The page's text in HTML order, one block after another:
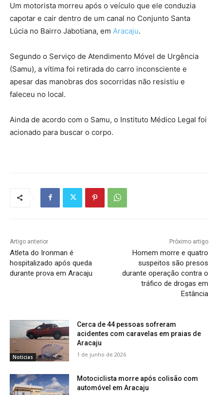
Um motorista morreu após o veículo que ele conduzia
capotar e cair dentro de um canal no Conjunto Santa
Lúcia no Bairro Jabotiana, em Aracaju.
Segundo o Serviço de Atendimento Móvel de Urgência
(Samu), a vítima foi retirada do carro inconsciente e
apesar das manobras dos socorridas não resistiu e
faleceu no local.
Ainda de acordo com o Samu, o Instituto Médico Legal foi
acionado para buscar o corpo.
Artigo anterior
Atleta do Ironman é
hospitalizado após queda
durante prova em Aracaju
Próximo artigo
Homem morre e quatro
suspeitos são presos
durante operação contra o
tráfico de drogas em
Estância
Noticias
Cerca de 44 pessoas sofreram
acidentes com caravelas em praias de
Aracaju
1 de junho de 2026
Motociclista morre após colisão com
automóvel em Aracaju